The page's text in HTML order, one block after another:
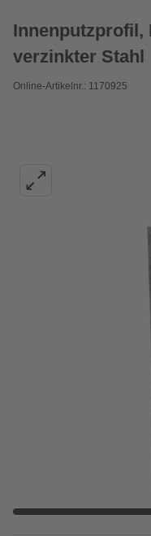
Innenputzprofil,
verzinkter Stahl
Online-Artikelnr.: 1170925